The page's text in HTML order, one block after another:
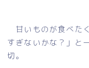
甘いものが食べた
すぎないかな？」と
切。